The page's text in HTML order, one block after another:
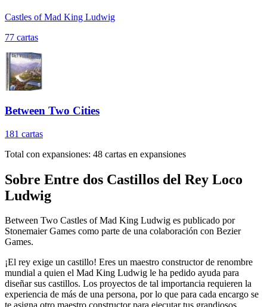
Castles of Mad King Ludwig
77 cartas
Between Two Cities
181 cartas
Total con expansiones: 48 cartas en expansiones
Sobre Entre dos Castillos del Rey Loco
Ludwig
Between Two Castles of Mad King Ludwig es publicado por
Stonemaier Games como parte de una colaboración con Bezier
Games.
¡El rey exige un castillo! Eres un maestro constructor de renombre
mundial a quien el Mad King Ludwig le ha pedido ayuda para
diseñar sus castillos. Los proyectos de tal importancia requieren la
experiencia de más de una persona, por lo que para cada encargo se